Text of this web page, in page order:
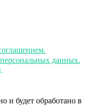
данных.
и будет обработано в